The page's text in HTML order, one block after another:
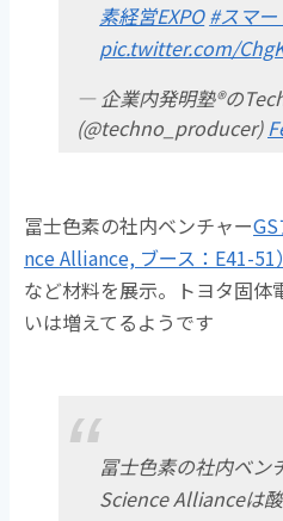
素経営EXPO #スマ
pic.twitter.com/
— 企業内発明塾®の
(@techno_producer)
冨士色素の社内ベンチャー
nce Alliance, ブース：E41-51）
など材料を展示。トヨタ固体
いは増えてるようです
冨士色素の社内ベン
Science Allianceは